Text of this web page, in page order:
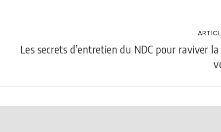
Les secrets d’entretien du NDC pour raviver